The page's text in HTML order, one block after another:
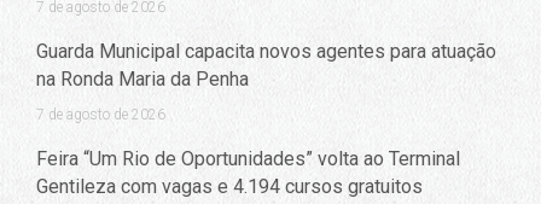
7 de agosto de 2026
Guarda Municipal capacita novos agentes para atuação
na Ronda Maria da Penha
7 de agosto de 2026
Feira “Um Rio de Oportunidades” volta ao Terminal
Gentileza com vagas e 4.194 cursos gratuitos